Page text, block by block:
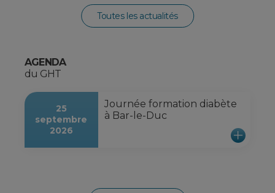
Toutes les actualités
AGENDA
du GHT
25
septembre
2026
Journée formation diabète
à Bar-le-Duc